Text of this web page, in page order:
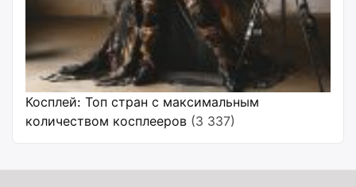
Косплей: Топ стран с максимальным
количеством косплееров (3 337)